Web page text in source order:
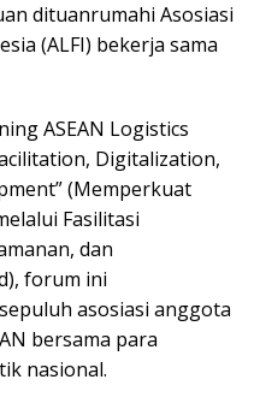
dituanrumahi Asosiasi
(ALFI) bekerja sama
ASEAN Logistics
Digitalization,
(Memperkuat
Fasilitasi
dan
forum ini
asosiasi anggota
bersama para
nasional.